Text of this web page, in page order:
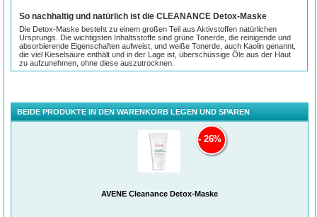
So nachhaltig und natürlich ist die CLEANANCE Detox-Maske
Die Detox-Maske besteht zu einem großen Teil aus Aktivstoffen natürlichen
Ursprungs. Die wichtigsten Inhaltsstoffe sind grüne Tonerde, die reinigende und
absorbierende Eigenschaften aufweist, und weiße Tonerde, auch Kaolin genannt,
die viel Kieselsäure enthält und in der Lage ist, überschüssige Öle aus der Haut
zu aufzunehmen, ohne diese auszutrocknen.
aber nicht nur gut für die Menschen, die die Detox-Maske verwenden, sondern
auch für die Umwelt.
Die Maske ist nämlich vollständig biologisch abbaubar. Inhaltsstoffe tierischen
Ursprungs sind in der Formulierung der Detox-Maske übrigens nicht enthalten,
Auch bei der Herstellung der Tube wird auf Umweltfreundlichkeit geachtet. Sie
besteht zu 23 Prozent aus recyceltem Material und kann auch selbst zur Gänze
BEIDE PRODUKTE IN DEN WARENKORB LEGEN UND SPAREN
AVENE Cleanance Detox-Maske
26%